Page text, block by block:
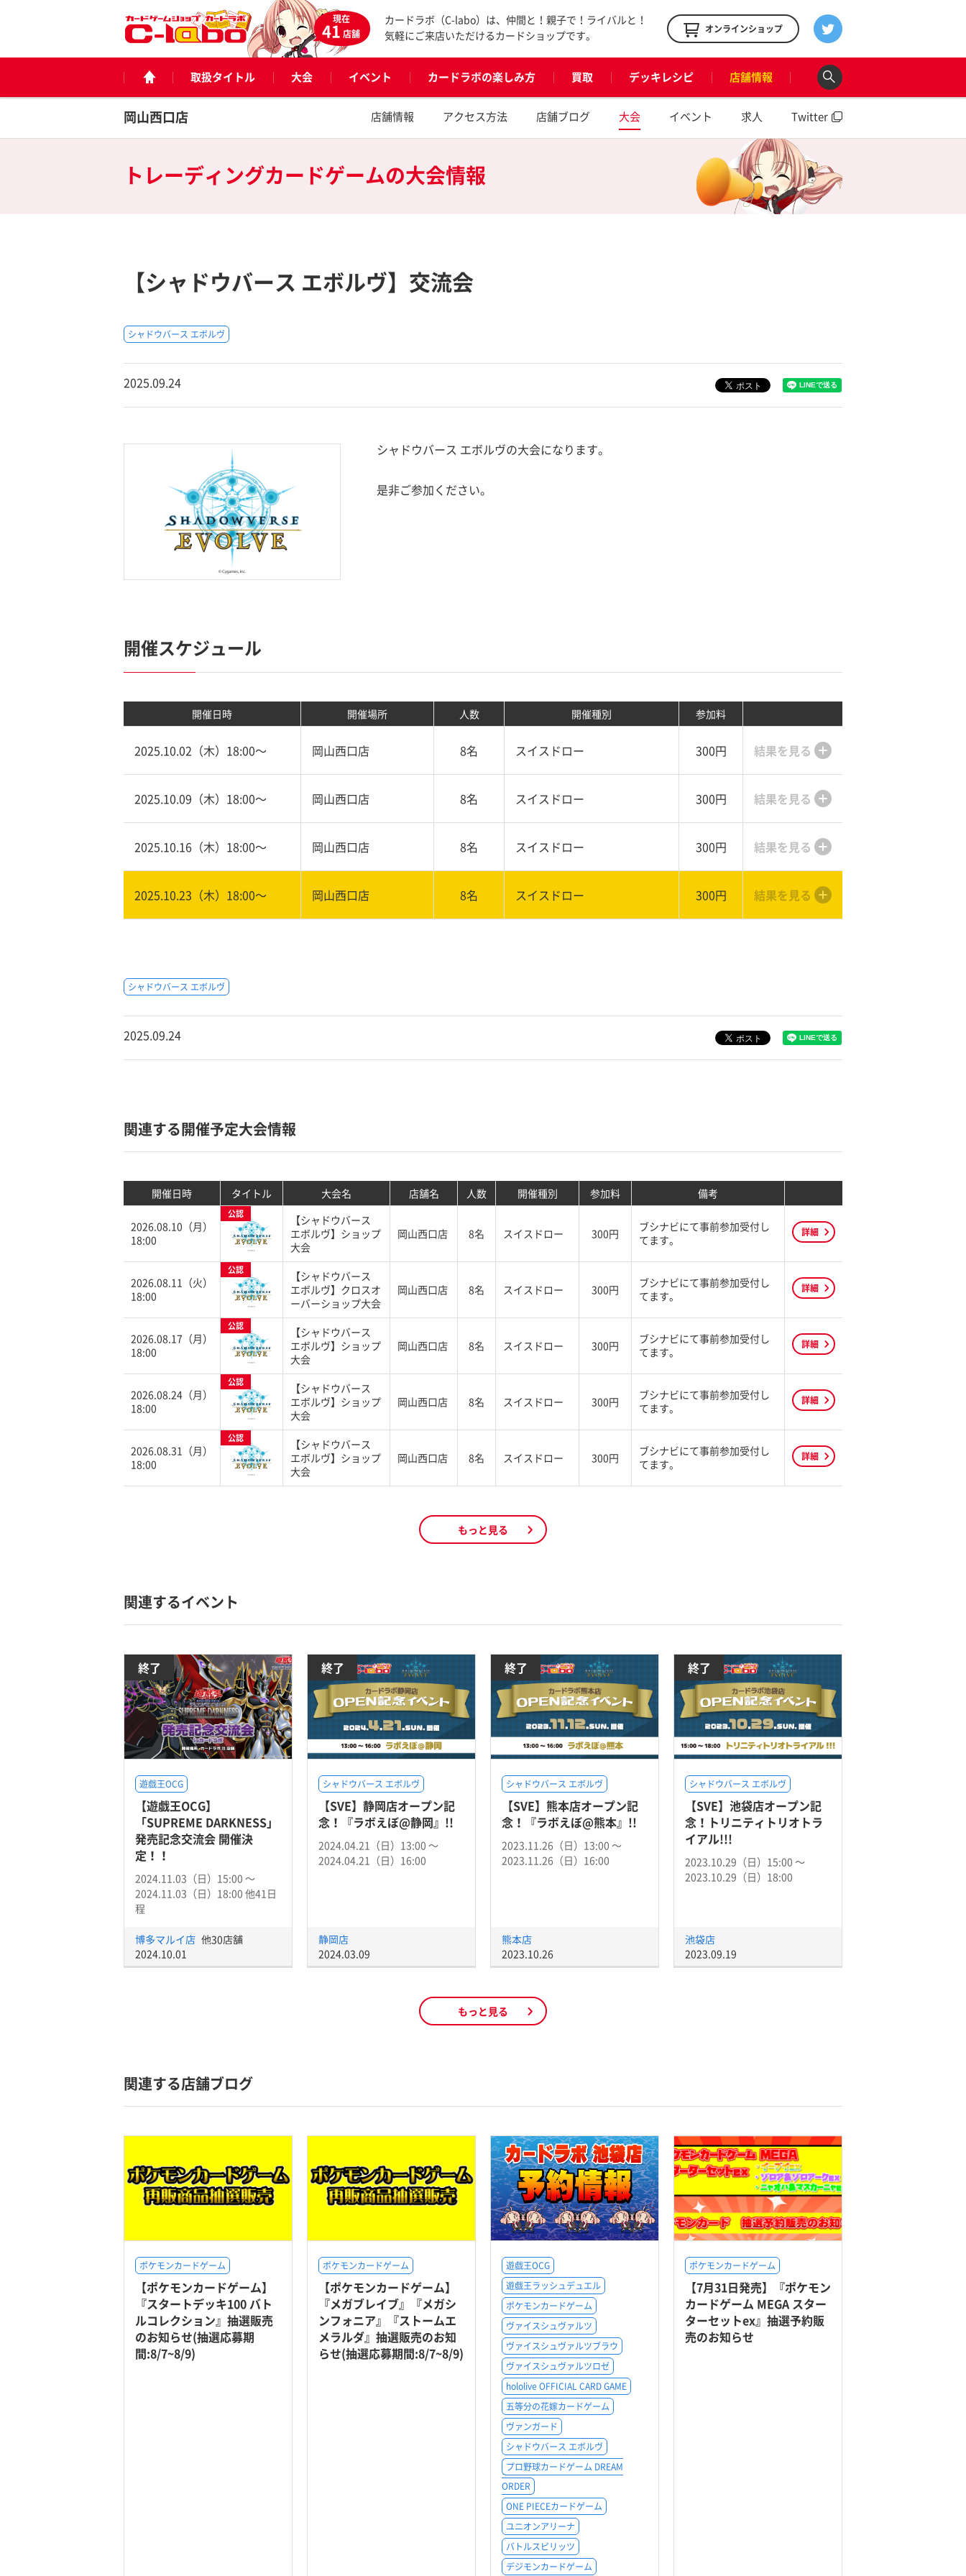
現在
41店舗
カードラボ（C-labo）は、仲間と！親子で！ライバルと！
気軽にご来店いただけるカードショップです。
オンラインショップ
取扱タイトル 大会 イベント カードラボの楽しみ方 買取 デッキレシピ 店舗情報
岡山西口店 店舗情報 アクセス方法 店舗ブログ 大会 イベント 求人 Twitter
トレーディングカードゲームの大会情報
【シャドウバース エボルヴ】交流会
シャドウバース エボルヴ
2025.09.24
シャドウバース エボルヴの大会になります。
是非ご参加ください。
開催スケジュール
開催日時 開催場所 人数 開催種別 参加料
2025.10.02（木）18:00〜 岡山西口店 8名 スイスドロー 300円 結果を見る
2025.10.09（木）18:00〜 岡山西口店 8名 スイスドロー 300円 結果を見る
2025.10.16（木）18:00〜 岡山西口店 8名 スイスドロー 300円 結果を見る
2025.10.23（木）18:00〜 岡山西口店 8名 スイスドロー 300円 結果を見る
シャドウバース エボルヴ
2025.09.24
関連する開催予定大会情報
開催日時 タイトル 大会名 店舗名 人数 開催種別 参加料 備考
2026.08.10（月）
18:00
公認
【シャドウバース
エボルヴ】ショップ
大会
岡山西口店 8名 スイスドロー 300円
ブシナビにて事前参加受付し
てます。
詳細
2026.08.11（火）
18:00
公認
【シャドウバース
エボルヴ】クロスオ
ーバーショップ大会
岡山西口店 8名 スイスドロー 300円
ブシナビにて事前参加受付し
てます。
詳細
2026.08.17（月）
18:00
公認
【シャドウバース
エボルヴ】ショップ
大会
岡山西口店 8名 スイスドロー 300円
ブシナビにて事前参加受付し
てます。
詳細
2026.08.24（月）
18:00
公認
【シャドウバース
エボルヴ】ショップ
大会
岡山西口店 8名 スイスドロー 300円
ブシナビにて事前参加受付し
てます。
詳細
2026.08.31（月）
18:00
公認
【シャドウバース
エボルヴ】ショップ
大会
岡山西口店 8名 スイスドロー 300円
ブシナビにて事前参加受付し
てます。
詳細
もっと見る
関連するイベント
終了
遊戯王OCG
【遊戯王OCG】
「SUPREME DARKNESS」
発売記念交流会 開催決
定！！
2024.11.03（日）15:00 〜
2024.11.03（日）18:00 他41日
程
博多マルイ店 他30店舗
2024.10.01
終了
シャドウバース エボルヴ
【SVE】静岡店オープン記
念！『ラボえぼ@静岡』!!
2024.04.21（日）13:00 〜
2024.04.21（日）16:00
静岡店
2024.03.09
終了
シャドウバース エボルヴ
【SVE】熊本店オープン記
念！『ラボえぼ@熊本』!!
2023.11.26（日）13:00 〜
2023.11.26（日）16:00
熊本店
2023.10.26
終了
シャドウバース エボルヴ
【SVE】池袋店オープン記
念！トリニティトリオトラ
イアル!!!
2023.10.29（日）15:00 〜
2023.10.29（日）18:00
池袋店
2023.09.19
もっと見る
関連する店舗ブログ
ポケモンカードゲーム
【ポケモンカードゲーム】
『スタートデッキ100 バト
ルコレクション』抽選販売
のお知らせ(抽選応募期
間:8/7~8/9)
ポケモンカードゲーム
【ポケモンカードゲーム】
『メガブレイブ』『メガシ
ンフォニア』『ストームエ
メラルダ』抽選販売のお知
らせ(抽選応募期間:8/7~8/9)
遊戯王OCG
遊戯王ラッシュデュエル
ポケモンカードゲーム
ヴァイスシュヴァルツ
ヴァイスシュヴァルツブラウ
ヴァイスシュヴァルツロゼ
hololive OFFICIAL CARD GAME
五等分の花嫁カードゲーム
ヴァンガード
シャドウバース エボルヴ
プロ野球カードゲーム DREAM
ORDER
ONE PIECEカードゲーム
ユニオンアリーナ
バトルスピリッツ
デジモンカードゲーム
ポケモンカードゲーム
【7月31日発売】『ポケモン
カードゲーム MEGA スター
ターセットex』抽選予約販
売のお知らせ